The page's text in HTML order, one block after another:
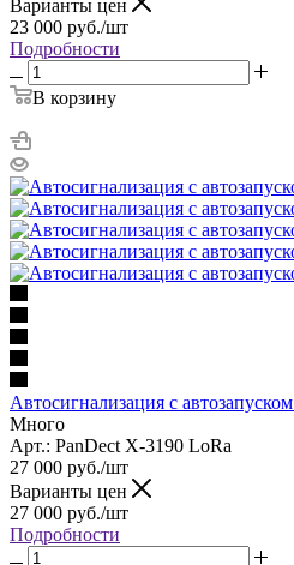
Варианты цен
23 000 руб./шт
Подробности
В корзину
Автосигнализация с
Много
Арт.: PanDect X-3190 LoRa
27 000 руб./шт
Варианты цен
27 000 руб./шт
Подробности